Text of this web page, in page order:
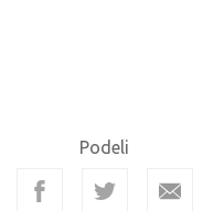
Podeli